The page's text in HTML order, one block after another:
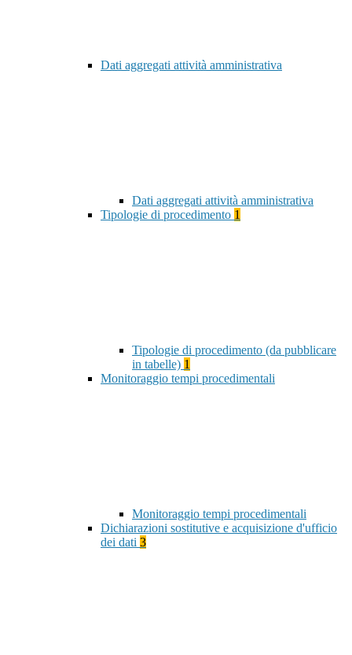
Dati aggregati attività amministrativa
Dati aggregati attività amministrativa
Tipologie di procedimento 1
Tipologie di procedimento (da pubblicare
in tabelle) 1
Monitoraggio tempi procedimentali
Monitoraggio tempi procedimentali
Dichiarazioni sostitutive e acquisizione d'ufficio
dei dati 3